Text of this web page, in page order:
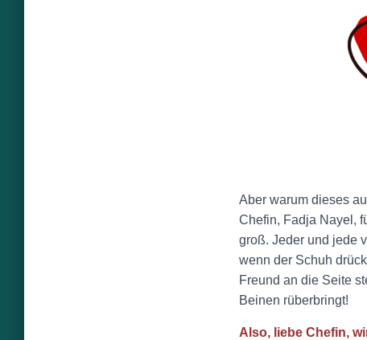
Aber warum dieses
Chefin, Fadja Nayel,
groß. Jeder und jede
wenn der Schuh
Freund an die Seite
Beinen rüberbringt!
Also, liebe Chefin,